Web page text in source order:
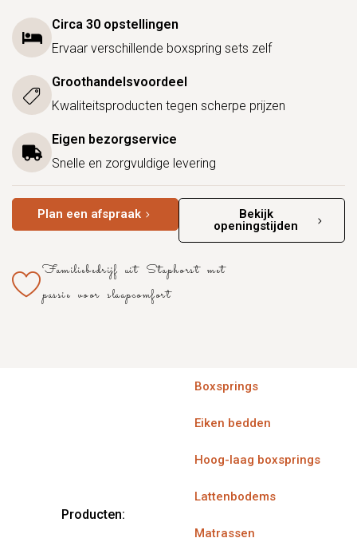
Circa 30 opstellingen
Ervaar verschillende boxspring sets zelf
Groothandelsvoordeel
Kwaliteitsproducten tegen scherpe prijzen
Eigen bezorgservice
Snelle en zorgvuldige levering
Plan een afspraak
Bekijk
openingstijden
Familiebedrijf uit Staphorst met
passie voor slaapcomfort
Producten:
Boxsprings
Eiken bedden
Hoog-laag boxsprings
Lattenbodems
Matrassen